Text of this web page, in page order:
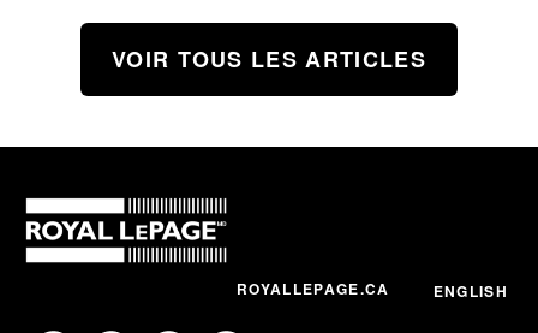
VOIR TOUS LES ARTICLES
ROYALLEPAGE.CA ENGLISH